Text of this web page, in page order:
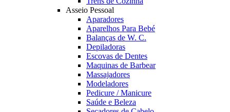
Asseio Pessoal
Aparadores
Aparelhos Para Bebé
Balanças de W. C.
Depiladoras
Escovas de Dentes
Maquinas de Barbear
Massajadores
Modeladores
Pedicure / Manicure
Saúde e Beleza